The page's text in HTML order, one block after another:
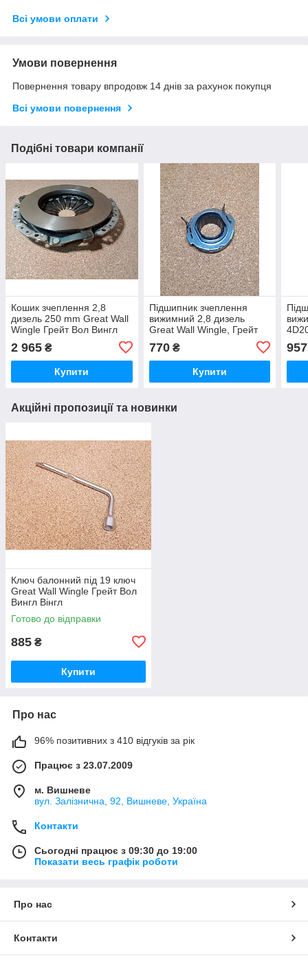
Всі умови оплати
Умови повернення
Повернення товару впродовж 14 днів за рахунок покупця
Всі умови повернення
Подібні товари компанії
Кошик зчеплення 2,8
дизель 250 mm Great Wall
Wingle Грейт Вол Вингл
2 965 ₴
Купити
Підшипник зчеплення
вижимний 2,8 дизель
Great Wall Wingle, Грейт
770₴
Купити
957
Акційні пропозиції та новинки
Ключ балонний під 19 ключ
Great Wall Wingle Грейт Вол
Вингл Вінгл
Готово до відправки
885 ₴
Купити
Про нас
96% позитивних з 410 відгуків за рік
Працює з 23.07.2009
м. Вишневе
вул. Залізнична, 92, Вишневе, Україна
Контакти
Сьогодні працює з 09:30 до 19:00
Показати весь графік роботи
Про нас
Контакти